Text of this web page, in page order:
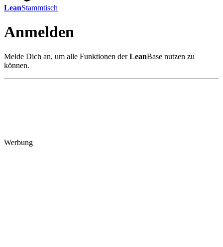
LeanStammtisch
Anmelden
Melde Dich an, um alle Funktionen derLeanBase nutzen zu
können.
Werbung